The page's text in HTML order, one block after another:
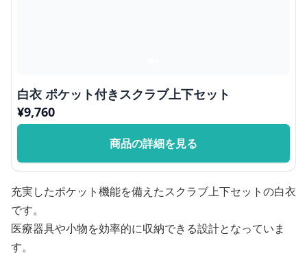
白衣 ポケット付きスクラブ上下セット
¥9,760
商品の詳細を見る
充実したポケット機能を備えたスクラブ上下セットの白衣
です。
医療器具や小物を効率的に収納できる設計となっていま
す。